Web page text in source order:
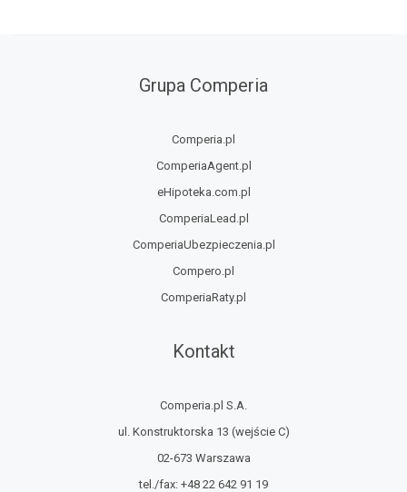
Grupa Comperia
Comperia.pl
ComperiaAgent.pl
eHipoteka.com.pl
ComperiaLead.pl
ComperiaUbezpieczenia.pl
Compero.pl
ComperiaRaty.pl
Kontakt
Comperia.pl S.A.
ul. Konstruktorska 13 (wejście C)
02-673 Warszawa
tel./fax: +48 22 642 91 19